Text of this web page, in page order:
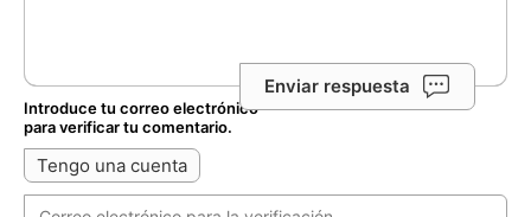
Enviar respuesta
Introduce tu correo electrónico
para verificar tu comentario.
Tengo una cuenta